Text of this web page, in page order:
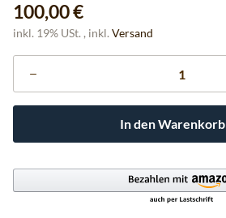
100,00 €
inkl. 19% USt. , inkl. Versand
In den Warenkorb